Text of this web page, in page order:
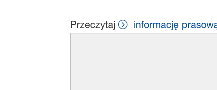
Przeczytaj informację